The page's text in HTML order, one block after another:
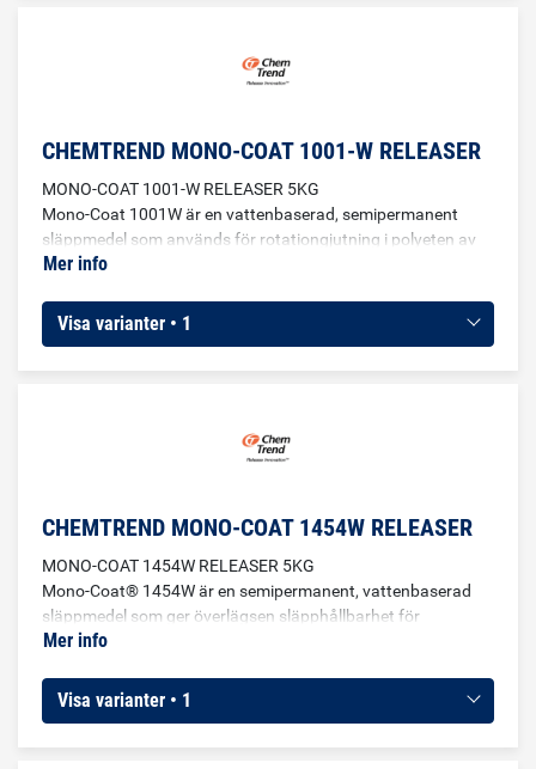
CHEMTREND MONO-COAT 1001-W RELEASER
MONO-COAT 1001-W RELEASER 5KG
Mono-Coat 1001W är en vattenbaserad, semipermanent
släppmedel som används för rotationgjutning i polyeten av
alla kvaliteter(XLPE, HDPE,MDPE, LDPE, LLDPE).
Mer info
Visa varianter • 1
CHEMTREND MONO-COAT 1454W RELEASER
MONO-COAT 1454W RELEASER 5KG
Mono-Coat® 1454W är en semipermanent, vattenbaserad
släppmedel som ger överlägsen släpphållbarhet för
gummiformning.Rekommenderas vid formsprutning av de
Mer info
Visa varianter • 1